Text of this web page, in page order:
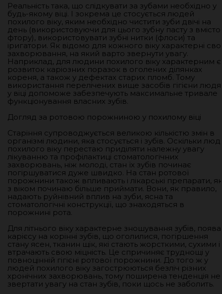
Реальність така, що слідкувати за зубами необхідно у
будь-якому віці. І зокрема це стосується людей
похилого віку, яким необхідно чистити зуби двічі на
день (використовуючи для цього зубну пасту з
фтору), використовувати зубні нитки (флоси) та
іригатори. Як відомо для кожного віку характерні
захворювання, на який варто звернути увагу.
Наприклад, для людини похилого віку характерним є
розвиток каріозних поразок в оголених ділянках
кореня, а також у дефектах старих пломб. Тому
використання перелічених вище засобів гігієни
у віці допоможе забезпечують максимальне тривале
функціонування власних зубів.
Догляд за ротовою порожниною у похилому віці
Старіння супроводжується великою кількістю змін в
організмі людини, яка стосується і зубів. Оскільки
похилого віку перестаю приділяти належну увагу
лікуванню та профілактиці стоматологічних
захворювань, ніж молоді, стан їх зубів починає
погіршуватися дуже швидко. На стан ротової
порожнини також впливають і лікарські препарати,
з віком починаю більше приймати. Вони, як правило,
надають руйнівний вплив на зуби, ясна та
стоматологічні конструкції, що знаходяться в
порожнині рота.
Для літнього віку характерне зношування зубів, поява
карієсу на корінні зубів, що оголилися, погіршення
стану ясен, тканин щік, які стають жорсткими, сухими і
втрачають свою міцність. Це спричиняє труднощі у
повноцінній гігієні ротової порожнини. До того ж у
людей похилого віку загострюються безліч різних
хронічних захворювань, тому поширена тенденція не
звертати увагу на стан зубів, поки щось не заболить.